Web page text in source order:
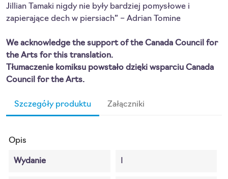
Jillian Tamaki nigdy nie były bardziej pomysłowe i
zapierające dech w piersiach” – Adrian Tomine
We acknowledge the support of the Canada Council for
the Arts for this translation.
Tłumaczenie komiksu powstało dzięki wsparciu Canada
Council for the Arts.
Szczegóły produktu Załączniki
Opis
Wydanie